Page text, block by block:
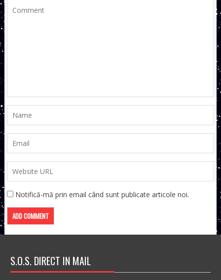
Notifică-mă prin email când sunt publicate articole noi.
S.O.S. DIRECT IN MAIL